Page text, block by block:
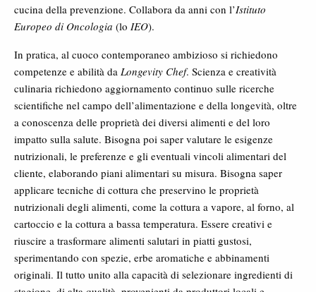
cucina della prevenzione. Collabora da anni con l’Istituto
Europeo di Oncologia (lo IEO).
In pratica, al cuoco contemporaneo ambizioso si richiedono
competenze e abilità da Longevity Chef. Scienza e creatività
culinaria richiedono aggiornamento continuo sulle ricerche
scientifiche nel campo dell’alimentazione e della longevità, oltre
a conoscenza delle proprietà dei diversi alimenti e del loro
impatto sulla salute. Bisogna poi saper valutare le esigenze
nutrizionali, le preferenze e gli eventuali vincoli alimentari del
cliente, elaborando piani alimentari su misura. Bisogna saper
applicare tecniche di cottura che preservino le proprietà
nutrizionali degli alimenti, come la cottura a vapore, al forno, al
cartoccio e la cottura a bassa temperatura. Essere creativi e
riuscire a trasformare alimenti salutari in piatti gustosi,
sperimentando con spezie, erbe aromatiche e abbinamenti
originali. Il tutto unito alla capacità di selezionare ingredienti di